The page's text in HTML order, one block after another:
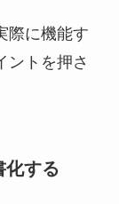
際に機能す
ントを押さ
化する